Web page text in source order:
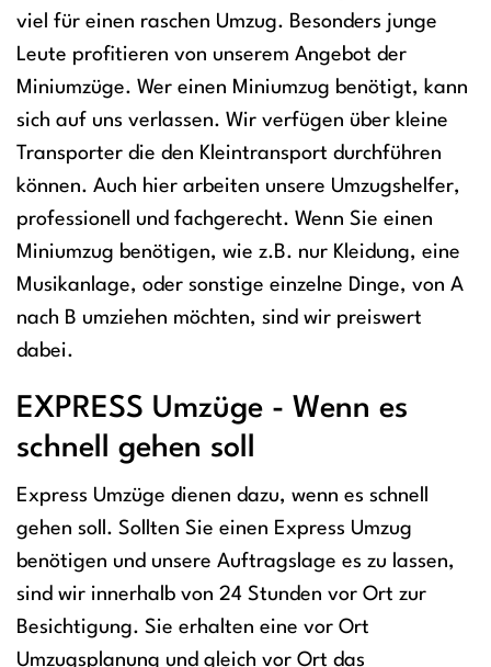
viel für einen raschen Umzug. Besonders junge
Leute profitieren von unserem Angebot der
Miniumzüge. Wer einen Miniumzug benötigt, kann
sich auf uns verlassen. Wir verfügen über kleine
Transporter die den Kleintransport durchführen
können. Auch hier arbeiten unsere Umzugshelfer,
professionell und fachgerecht. Wenn Sie einen
Miniumzug benötigen, wie z.B. nur Kleidung, eine
Musikanlage, oder sonstige einzelne Dinge, von A
nach B umziehen möchten, sind wir preiswert
dabei.
EXPRESS Umzüge - Wenn es
schnell gehen soll
Express Umzüge dienen dazu, wenn es schnell
gehen soll. Sollten Sie einen Express Umzug
benötigen und unsere Auftragslage es zu lassen,
sind wir innerhalb von 24 Stunden vor Ort zur
Besichtigung. Sie erhalten eine vor Ort
Umzugsplanung und gleich vor Ort das